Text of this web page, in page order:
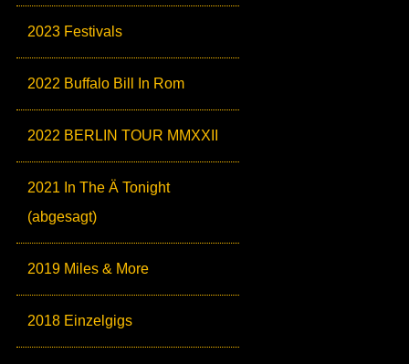
2023 Festivals
2022 Buffalo Bill In Rom
2022 BERLIN TOUR MMXXII
2021 In The Ä Tonight
(abgesagt)
2019 Miles & More
2018 Einzelgigs